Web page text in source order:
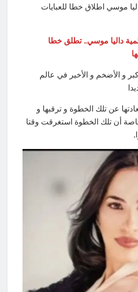
موسي اطلاق خطا للعبايات
داليا موسي.. تطلق خطا
و الأضخم و الأخير في عالم
عن تلك الخطوة و ترقبها و
أن تلك الخطوة استغرقت وقتا